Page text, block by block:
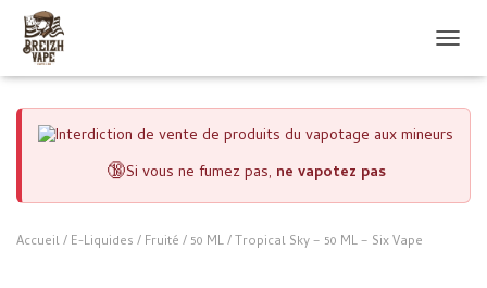
🔞Si vous ne fumez pas, ne vapotez pas
Accueil/ E-Liquides / Fruité / 50 ML/ Tropical Sky – 50 ML – Six Vape